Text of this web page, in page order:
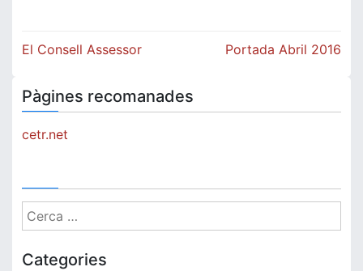
Navegació
El Consell Assessor Portada Abril 2016
Pàgines recomanades
cetr.net
Cerca:
Categories